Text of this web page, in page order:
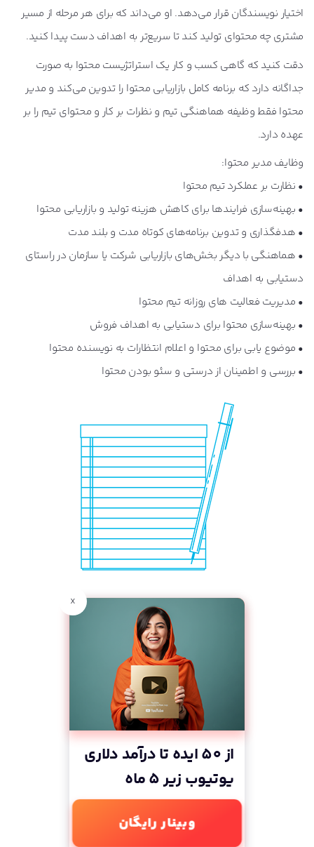
اختیار نویسندگان قرار می‌دهد. او می‌داند که برای هر مرحله از مسیر
مشتری چه محتوای تولید کند تا سریع‌تر به اهداف دست پیدا کنید.
دقت کنید که گاهی کسب و کار یک استراتژیست محتوا به صورت
جداگانه دارد که برنامه کامل بازاریابی محتوا را تدوین می‌کند و مدیر
محتوا فقط وظیفه هماهنگی تیم و نظرات بر کار و محتوای تیم را بر
عهده دارد.
وظایف مدیر محتوا:
• نظارت بر عملکرد تیم محتوا
• بهینه‌سازی فرایندها برای کاهش هزینه تولید و بازاریابی محتوا
• هدفگذاری و تدوین برنامه‌های کوتاه مدت و بلند مدت
• هماهنگی با دیگر بخش‌های بازاریابی شرکت یا سازمان در راستای
دستیابی به اهداف
• مدیریت فعالیت های روزانه تیم محتوا
• بهینه‌سازی محتوا برای دستیابی به اهداف فروش
• موضوع یابی برای محتوا و اعلام انتظارات به نویسنده محتوا
• بررسی و اطمینان از درستی و سئو بودن محتوا
x
از 50 ایده تا درآمد دلاری
یوتیوب زیر 5 ماه
وبینار رایگان